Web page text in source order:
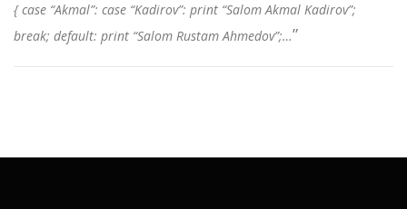
{ case “Akmal”: case “Kadirov”: print “Salom Akmal Kadirov”;
break; default: print “Salom Rustam Ahmedov”;…”